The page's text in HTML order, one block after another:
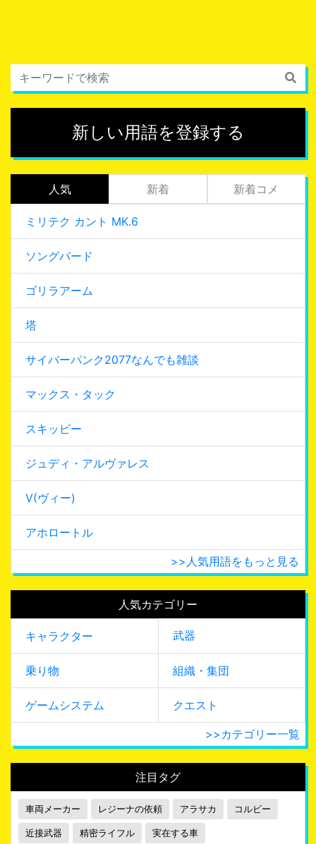
新しい用語を登録する
人気 新着 新着コメ
ミリテク カント MK.6
ソングバード
ゴリラアーム
塔
サイバーパンク2077なんでも雑談
マックス・タック
スキッピー
ジュディ・アルヴァレス
V(ヴィー)
アホロートル
>>人気用語をもっと見る
人気カテゴリー
キャラクター 武器
乗り物 組織・集団
ゲームシステム クエスト
>>カテゴリー一覧
注目タグ
車両メーカー レジーナの依頼 アラサカ コルビー
近接武器 精密ライフル 実在する車